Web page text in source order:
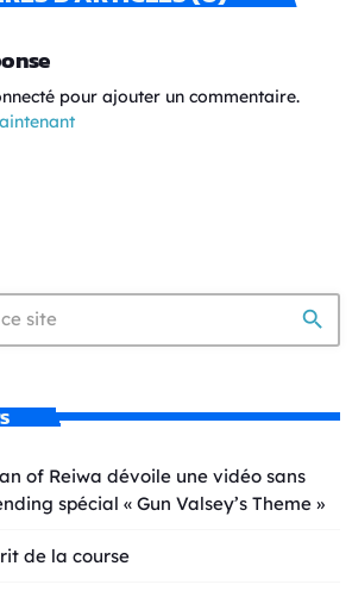
pour ajouter un commentaire.
search
of Reiwa dévoile une vidéo sans
spécial « Gun Valsey’s Theme »
de la course